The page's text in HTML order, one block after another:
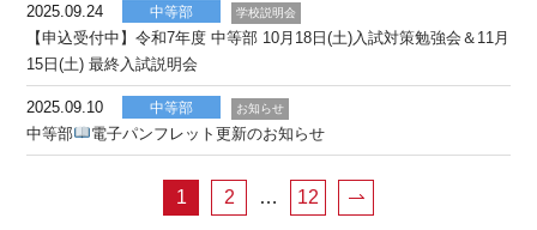
2025.09.24 中等部 学校説明会
【申込受付中】令和7年度 中等部 10月18日(土)入試対策勉強会＆11月
15日(土) 最終入試説明会
2025.09.10 中等部 お知らせ
中等部 電子パンフレット更新のお知らせ
1 2 … 12